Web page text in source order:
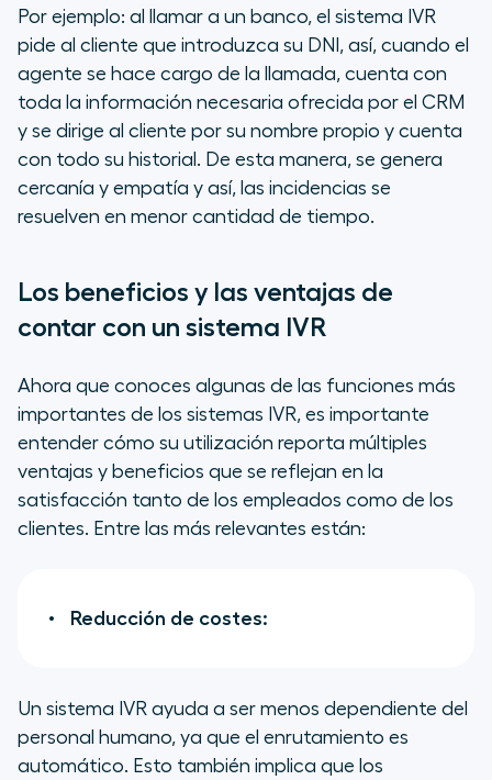
Por ejemplo: al llamar a un banco, el sistema IVR
pide al cliente que introduzca su DNI, así, cuando el
agente se hace cargo de la llamada, cuenta con
toda la información necesaria ofrecida por el CRM
y se dirige al cliente por su nombre propio y cuenta
con todo su historial. De esta manera, se genera
cercanía y empatía y así, las incidencias se
resuelven en menor cantidad de tiempo.
Los beneficios y las ventajas de
contar con un sistema IVR
Ahora que conoces algunas de las funciones más
importantes de los sistemas IVR, es importante
entender cómo su utilización reporta múltiples
ventajas y beneficios que se reflejan en la
satisfacción tanto de los empleados como de los
clientes. Entre las más relevantes están:
Reducción de costes:
Un sistema IVR ayuda a ser menos dependiente del
personal humano, ya que el enrutamiento es
automático. Esto también implica que los